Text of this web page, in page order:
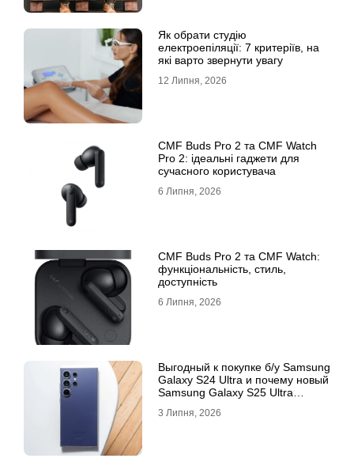
Як обрати студію
електроепіляції: 7 критеріїв, на
які варто звернути увагу
12 Липня, 2026
CMF Buds Pro 2 та CMF Watch
Pro 2: ідеальні гаджети для
сучасного користувача
6 Липня, 2026
CMF Buds Pro 2 та CMF Watch:
функціональність, стиль,
доступність
6 Липня, 2026
Выгодный к покупке б/у Samsung
Galaxy S24 Ultra и почему новый
Samsung Galaxy S25 Ultra
3 Липня, 2026